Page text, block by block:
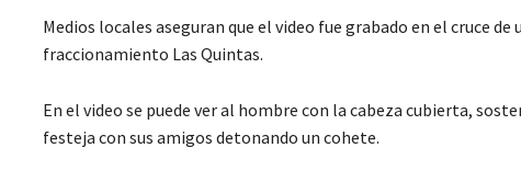
Medios locales aseguran que el video fue grabado en el cruce
fraccionamiento Las Quintas.
En el video se puede ver al hombre con la cabeza cubierta,
festeja con sus amigos detonando un cohete.